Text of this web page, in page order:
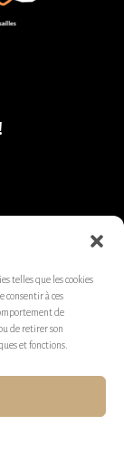
telles que les cookies
consentir à ces
de
de retirer son
et fonctions.